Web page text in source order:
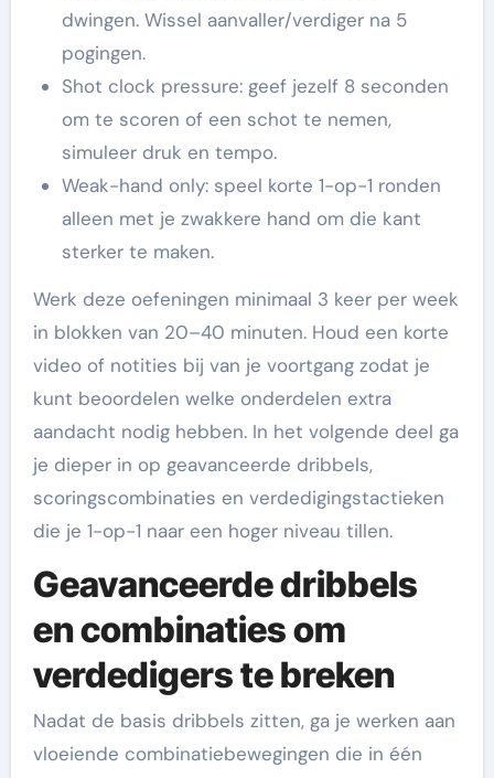
dwingen. Wissel aanvaller/verdiger na 5
pogingen.
Shot clock pressure: geef jezelf 8 seconden
om te scoren of een schot te nemen,
simuleer druk en tempo.
Weak-hand only: speel korte 1-op-1 ronden
alleen met je zwakkere hand om die kant
sterker te maken.
Werk deze oefeningen minimaal 3 keer per week
in blokken van 20–40 minuten. Houd een korte
video of notities bij van je voortgang zodat je
kunt beoordelen welke onderdelen extra
aandacht nodig hebben. In het volgende deel ga
je dieper in op geavanceerde dribbels,
scoringscombinaties en verdedigingstactieken
die je 1-op-1 naar een hoger niveau tillen.
Geavanceerde dribbels
en combinaties om
verdedigers te breken
Nadat de basis dribbels zitten, ga je werken aan
vloeiende combinatiebewegingen die in één